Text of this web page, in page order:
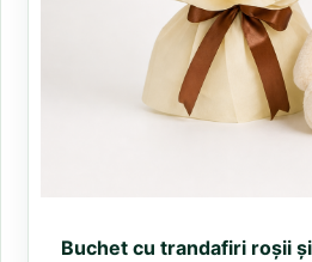
Buchet cu trandafiri roșii